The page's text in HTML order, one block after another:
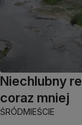
Niechlubny
coraz mniej
ŚRÓDMIEŚCIE